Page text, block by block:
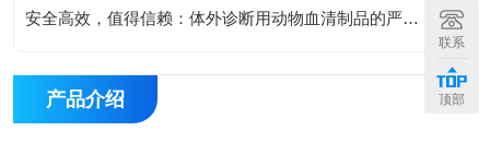
安全高效，值得信赖：体外诊断用动物血清制品的严格质控流程
产品介绍
联系
顶部